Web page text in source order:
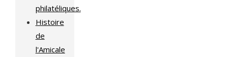
philatéliques.
Histoire
de
l'Amicale